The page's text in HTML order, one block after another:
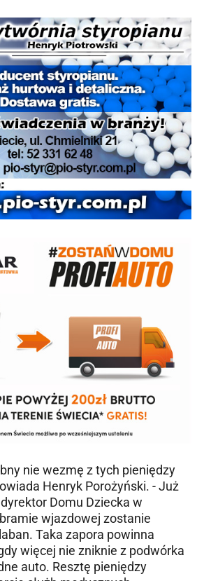
nie wezmę z tych pieniędzy
Henryk Porożyński. - Już
Domu Dziecka w
wjazdowej zostanie
Taka zapora powinna
więcej nie zniknie z podwórka
auto. Resztę pieniędzy